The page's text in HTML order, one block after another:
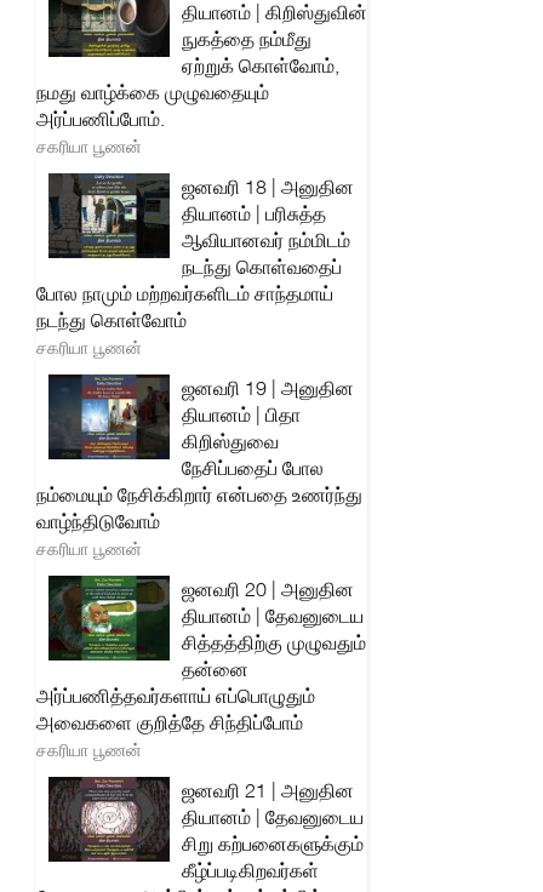
தியானம் | கிறிஸ்துவின்
நுகத்தை நம்மீது
ஏற்றுக் கொள்வோம்,
நமது வாழ்க்கை முழுவதையும்
அர்ப்பணிப்போம்.
சகரியா பூணன்
ஜனவரி 18 | அனுதின
தியானம் | பரிசுத்த
ஆவியானவர் நம்மிடம்
நடந்து கொள்வதைப்
போல நாமும் மற்றவர்களிடம் சாந்தமாய்
நடந்து கொள்வோம்
சகரியா பூணன்
ஜனவரி 19 | அனுதின
தியானம் | பிதா
கிறிஸ்துவை
நேசிப்பதைப் போல
நம்மையும் நேசிக்கிறார் என்பதை உணர்ந்து
வாழ்ந்திடுவோம்
சகரியா பூணன்
ஜனவரி 20 | அனுதின
தியானம் | தேவனுடைய
சித்தத்திற்கு முழுவதும்
தன்னை
அர்ப்பணித்தவர்களாய் எப்பொழுதும்
அவைகளை குறித்தே சிந்திப்போம்
சகரியா பூணன்
ஜனவரி 21 | அனுதின
தியானம் | தேவனுடைய
சிறு கற்பனைகளுக்கும்
கீழ்ப்படிகிறவர்கள்